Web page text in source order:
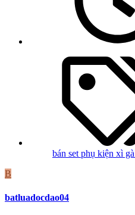
bán set phụ kiện xì gà
B
batluadocdao04